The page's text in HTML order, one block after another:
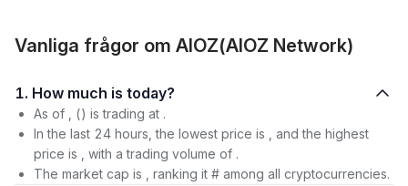
Vanliga frågor om AIOZ(AIOZ Network)
1. How much is today?
As of , () is trading at .
In the last 24 hours, the lowest price is , and the highest
price is , with a trading volume of .
The market cap is , ranking it # among all cryptocurrencies.